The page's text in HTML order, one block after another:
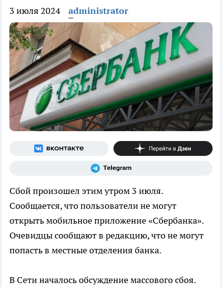
3 июля 2024 administrator
Сбой произошел этим утром 3 июля.
Сообщается, что пользователи не могут
открыть мобильное приложение «Сбербанка».
Очевидцы сообщают в редакцию, что не могут
попасть в местные отделения банка.
В Сети началось обсуждение массового сбоя.